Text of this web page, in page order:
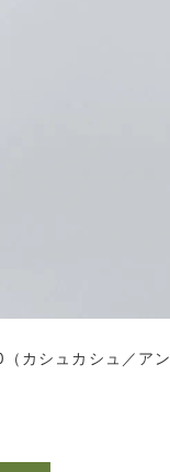
カシュカシュ／アン